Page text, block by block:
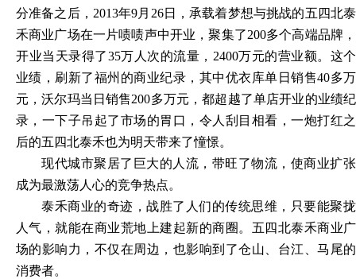
分准备之后， 2013年9月26日，承载着梦想与挑战的五四北泰
禾商业广场在一片啧啧声中开业，聚集了200多个高端品牌，
开业当天录得了35万人次的流量，2400万元的营业额。这个
业绩，刷新了福州的商业纪录，其中优衣库单日销售40多万
元，沃尔玛当日销售200多万元，都超越了单店开业的业绩纪
录，一下子吊起了市场的胃口，令人刮目相看，一炮打红之
后的五四北泰禾也为明天带来了憧憬。
现代城市聚居了巨大的人流，带旺了物流，使商业扩张
成为最激荡人心的竞争热点。
泰禾商业的奇迹，战胜了人们的传统思维，只要能聚拢
人气，就能在商业荒地上建起新的商圈。五四北泰禾商业广
场的影响力，不仅在周边，也影响到了仓山、台江、马尾的
消费者。